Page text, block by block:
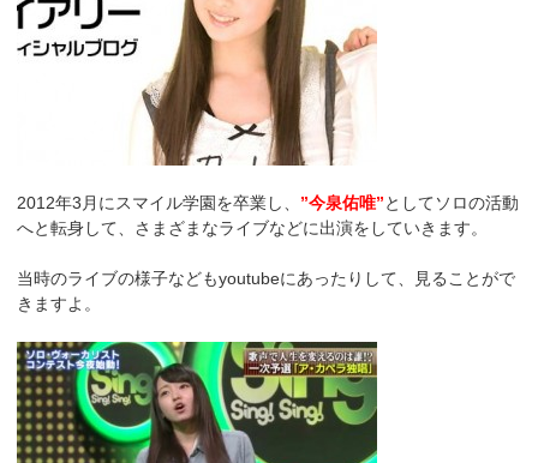
2012年3月にスマイル学園を卒業し、 ”今泉佑唯”としてソロの活動
へと転身して、さまざまなライブなどに出演をしていきます。
当時のライブの様子などもyoutubeにあったりして、見ることがで
きますよ。